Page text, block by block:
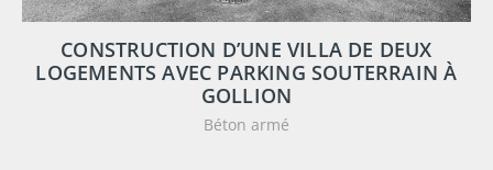
CONSTRUCTION D’UNE VILLA DE DEUX
LOGEMENTS AVEC PARKING SOUTERRAIN À
GOLLION
Béton armé